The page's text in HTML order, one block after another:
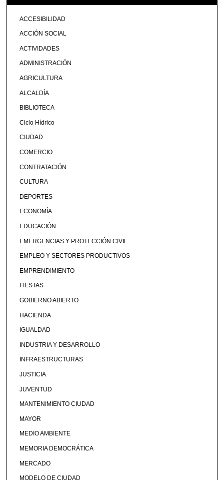
ACCESIBILIDAD
ACCIÓN SOCIAL
ACTIVIDADES
ADMINISTRACIÓN
AGRICULTURA
ALCALDÍA
BIBLIOTECA
Ciclo Hídrico
CIUDAD
COMERCIO
CONTRATACIÓN
CULTURA
DEPORTES
ECONOMÍA
EDUCACIÓN
EMERGENCIAS Y PROTECCIÓN CIVIL
EMPLEO Y SECTORES PRODUCTIVOS
EMPRENDIMIENTO
FIESTAS
GOBIERNO ABIERTO
HACIENDA
IGUALDAD
INDUSTRIA Y DESARROLLO
INFRAESTRUCTURAS
JUSTICIA
JUVENTUD
MANTENIMIENTO CIUDAD
MAYOR
MEDIO AMBIENTE
MEMORIA DEMOCRÁTICA
MERCADO
MODELO DE CIUDAD